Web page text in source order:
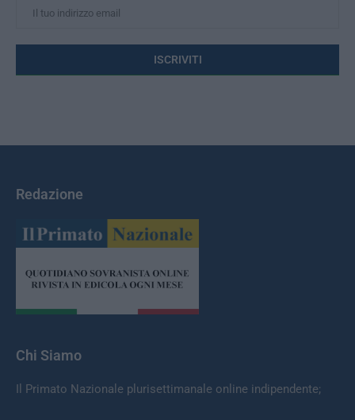
Redazione
Chi Siamo
Il Primato Nazionale plurisettimanale online indipendente;